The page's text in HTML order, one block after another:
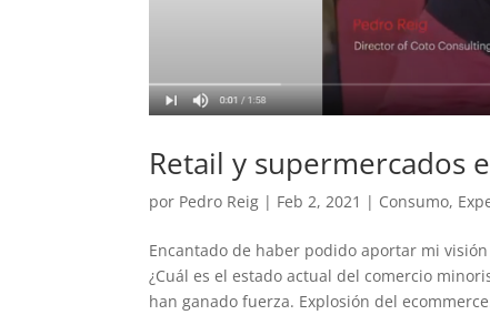
Retail y supermercados
por Pedro Reig | Feb 2, 2021 | Consumo,
Encantado de haber podido aportar mi
¿Cuál es el estado actual del comercio
han ganado fuerza. Explosión del